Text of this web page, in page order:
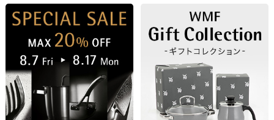
キャッシュレス決済
コンビニ決済 セブンイレブン、ローソン、 ファミリーマー
ト、ミニストップ、 デイリーヤマザキ、セイ
コーマート
【手数料】
330円（一律）
代金引換
【代金引換手数料】